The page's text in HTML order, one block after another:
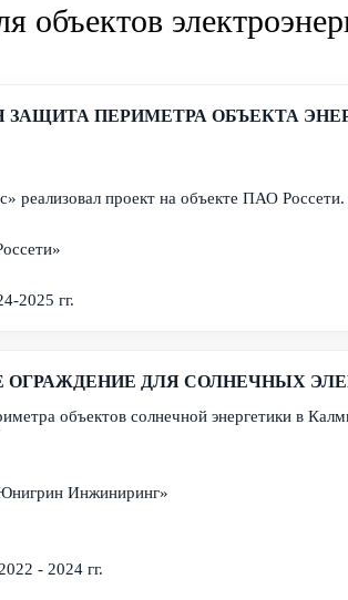
объектов
ПЕРИМЕТРА ОБЪЕКТА
реализовал проект на объекте ПАО Россети.
2025 гг.
ОГРАЖДЕНИЕ ДЛЯ СОЛНЕЧНЫХ
объектов солнечной энергетики в
Инжиниринг»
- 2024 гг.